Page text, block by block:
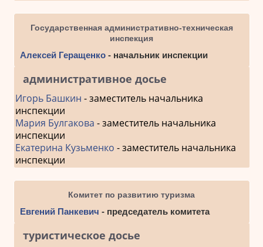
Государственная административно-техническая
инспекция
Алексей Геращенко- начальник инспекции
административное досье
Игорь Башкин - заместитель начальника
инспекции
Мария Булгакова - заместитель начальника
инспекции
Екатерина Кузьменко - заместитель начальника
инспекции
Комитет по развитию туризма
Евгений Панкевич - председатель комитета
туристическое досье